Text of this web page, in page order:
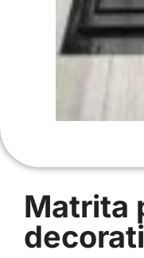
Matrita